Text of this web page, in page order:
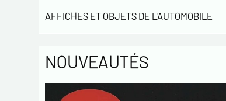
AFFICHES ET OBJETS DE L'AUTOMOBILE
NOUVEAUTÉS